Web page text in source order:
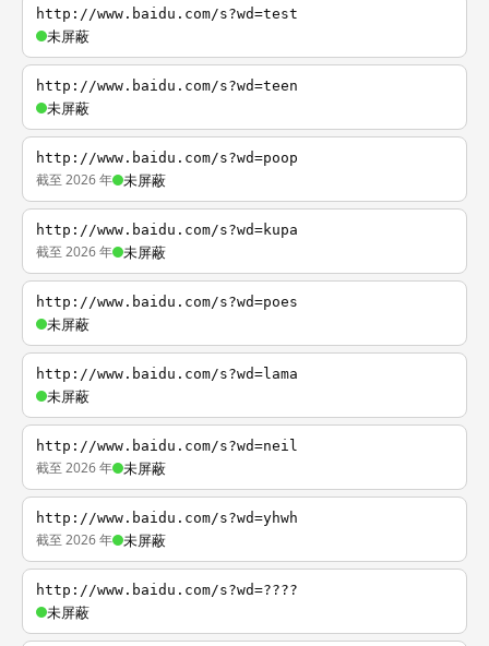
http://www.baidu.com/s?wd=test
未屏蔽
http://www.baidu.com/s?wd=teen
未屏蔽
http://www.baidu.com/s?wd=poop
截至 2026 年 未屏蔽
http://www.baidu.com/s?wd=kupa
截至 2026 年 未屏蔽
http://www.baidu.com/s?wd=poes
未屏蔽
http://www.baidu.com/s?wd=lama
未屏蔽
http://www.baidu.com/s?wd=neil
截至 2026 年 未屏蔽
http://www.baidu.com/s?wd=yhwh
截至 2026 年 未屏蔽
http://www.baidu.com/s?wd=????
未屏蔽